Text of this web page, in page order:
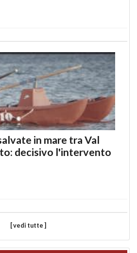
in mare tra Val
decisivo l'intervento
[ vedi tutte ]